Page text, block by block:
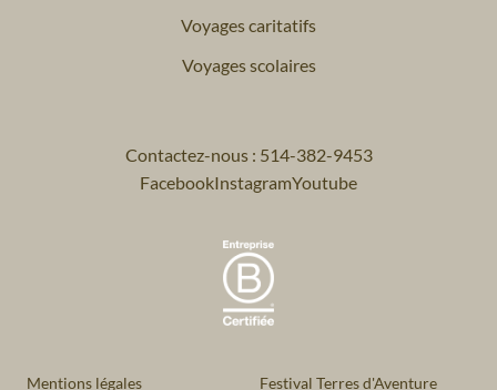
Voyages caritatifs
Voyages scolaires
Contactez-nous : 514-382-9453
FacebookInstagramYoutube
Mentions légales Festival Terres d'Aventure